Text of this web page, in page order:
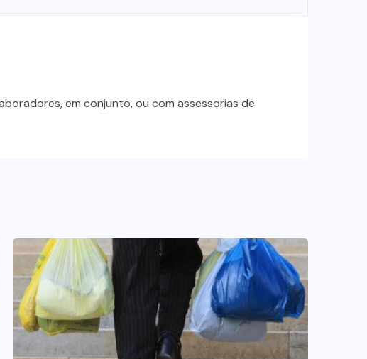
em conjunto, ou com assessorias de